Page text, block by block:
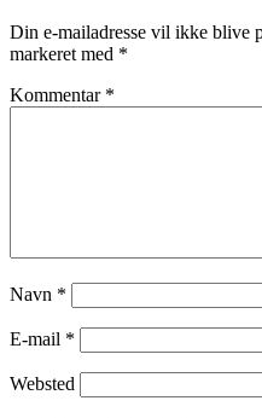
Din e-mailadresse vil ikke blive
markeret med *
Kommentar *
Navn *
E-mail *
Websted